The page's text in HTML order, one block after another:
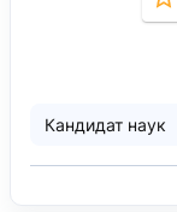
Кандидат наук